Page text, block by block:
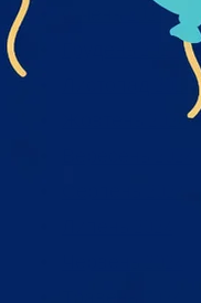
Січень 2025
Жовтень 2024